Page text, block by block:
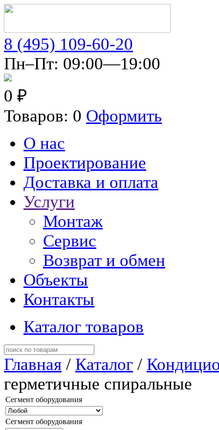
8 (495) 109-60-20
Пн–Пт: 09:00—19:00
0 ₽
Товаров: 0 Оформить
О нас
Проектирование
Доставка и оплата
Услуги
Монтаж
Сервис
Возврат и обмен
Объекты
Контакты
Каталог товаров
Главная / Каталог /
герметичные спиральные
Сегмент оборудования
Сегмент оборудования